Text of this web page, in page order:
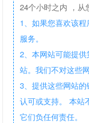
24个小时之内 ，从
1、如果您喜欢该
服务。
2、本网站可能提
站。我们不对这些
3、提供这些网站
认可或支持。 本站
它们负任何责任。